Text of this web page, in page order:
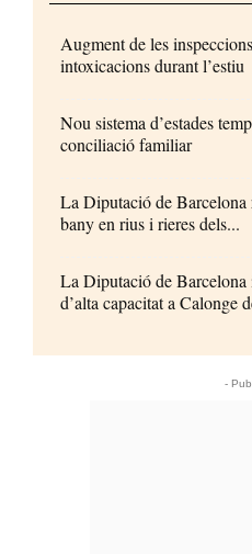
Augment de les
intoxicacions durant l’estiu
Nou sistema d’estades
conciliació familiar
La Diputació de
bany en rius i rieres dels...
La Diputació de
d’alta capacitat a Calonge
-